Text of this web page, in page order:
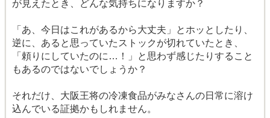
が見えたとき、どんな気持ちになりますか？
「あ、今日はこれがあるから大丈夫」とホッとしたり、
逆に、あると思っていたストックが切れていたとき、
「頼りにしていたのに…！」と思わず感じたりすること
もあるのではないでしょうか？
それだけ、大阪王将の冷凍食品がみなさんの日常に溶け
込んでいる証拠かもしれません。